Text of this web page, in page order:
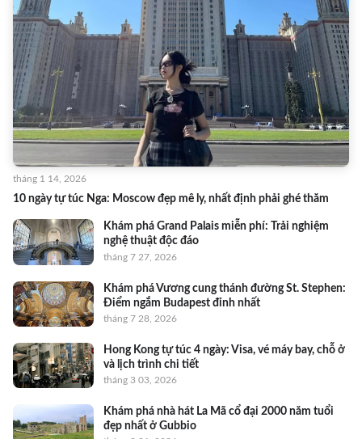
10 ngày tự túc Nga: Moscow đẹp mê ly, nhất định phải ghé thăm
tháng 1 14, 2026
Khám phá Grand Palais miễn phí: Trải nghiệm
nghệ thuật độc đáo
tháng 7 27, 2026
Khám phá Vương cung thánh đường St. Stephen:
Điểm ngắm Budapest đỉnh nhất
tháng 7 28, 2026
Hong Kong tự túc 4 ngày: Visa, vé máy bay, chỗ ở
và lịch trình chi tiết
tháng 3 03, 2026
Khám phá nhà hát La Mã cổ đại 2000 năm tuổi
đẹp nhất ở Gubbio